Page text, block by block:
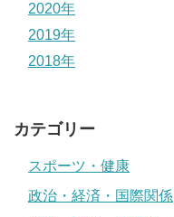
2020年
2019年
2018年
カテゴリー
スポーツ・健康
政治・経済・国際関係